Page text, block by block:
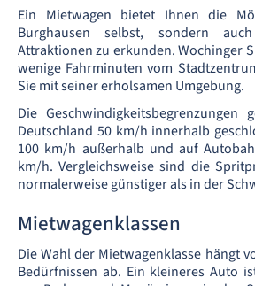
Ein Mietwagen bietet Ihnen die
Burghausen selbst, sondern
Attraktionen zu erkunden. Wochinger
wenige Fahrminuten vom
Sie mit seiner erholsamen Umgebung.
Die Geschwindigkeitsbegrenzungen
Deutschland 50 km/h innerhalb
100 km/h außerhalb und auf
km/h. Vergleichsweise sind die
normalerweise günstiger als in der
Mietwagenklassen
Die Wahl der Mietwagenklasse hängt
Bedürfnissen ab. Ein kleineres Auto